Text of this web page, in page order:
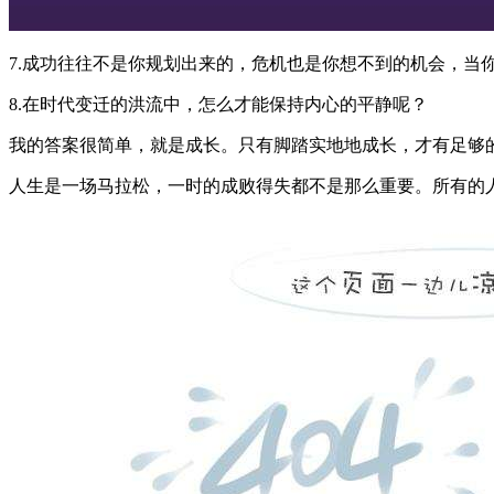
7.成功往往不是你规划出来的，危机也是你想不到的机会，
8.在时代变迁的洪流中，怎么才能保持内心的平静呢？
我的答案很简单，就是成长。只有脚踏实地地成长，才有足
人生是一场马拉松，一时的成败得失都不是那么重要。所有